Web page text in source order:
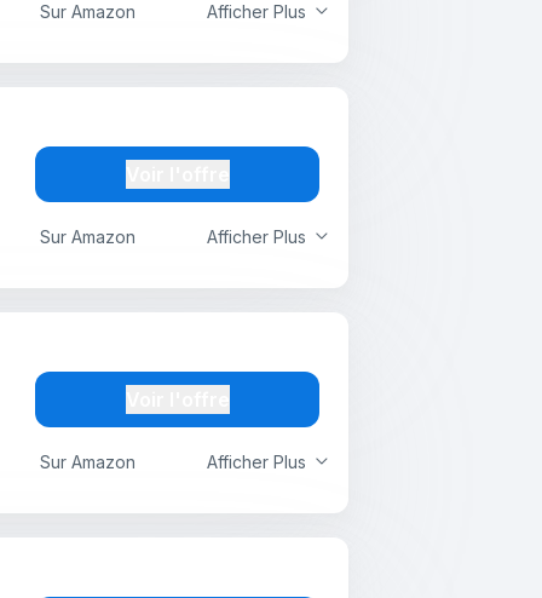
Afficher Plus
Sur Amazon
Afficher Plus
Sur Amazon
Afficher Plus
Sur Amazon